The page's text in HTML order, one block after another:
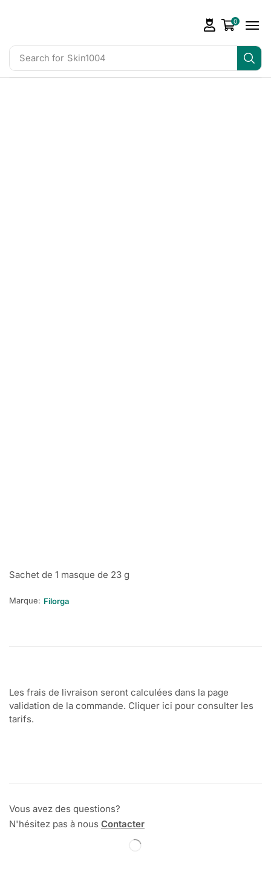
Search for Skin1004
0
Sachet de 1 masque de 23 g
Marque: Filorga
Les frais de livraison seront calculées dans la page
validation de la commande. Cliquer ici pour consulter les
tarifs.
Vous avez des questions?
N'hésitez pas à nous Contacter